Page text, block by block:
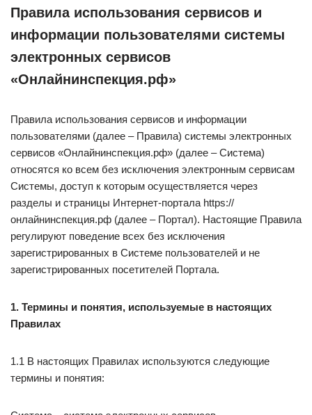
Правила использования сервисов и
информации пользователями системы
электронных сервисов
«Онлайнинспекция.рф»
Правила использования сервисов и информации
пользователями (далее – Правила) системы электронных
сервисов «Онлайнинспекция.рф» (далее – Система)
относятся ко всем без исключения электронным сервисам
Системы, доступ к которым осуществляется через
разделы и страницы Интернет-портала https://
онлайнинспекция.рф (далее – Портал). Настоящие Правила
регулируют поведение всех без исключения
зарегистрированных в Системе пользователей и не
зарегистрированных посетителей Портала.
1. Термины и понятия, используемые в настоящих
Правилах
1.1 В настоящих Правилах используются следующие
термины и понятия: